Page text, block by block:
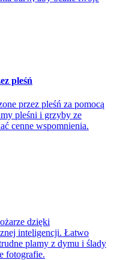
pleśń
przez pleśń za pomocą
pleśni i grzyby ze
cenne wspomnienia.
dzięki
inteligencji. Łatwo
plamy z dymu i ślady
fotografie.